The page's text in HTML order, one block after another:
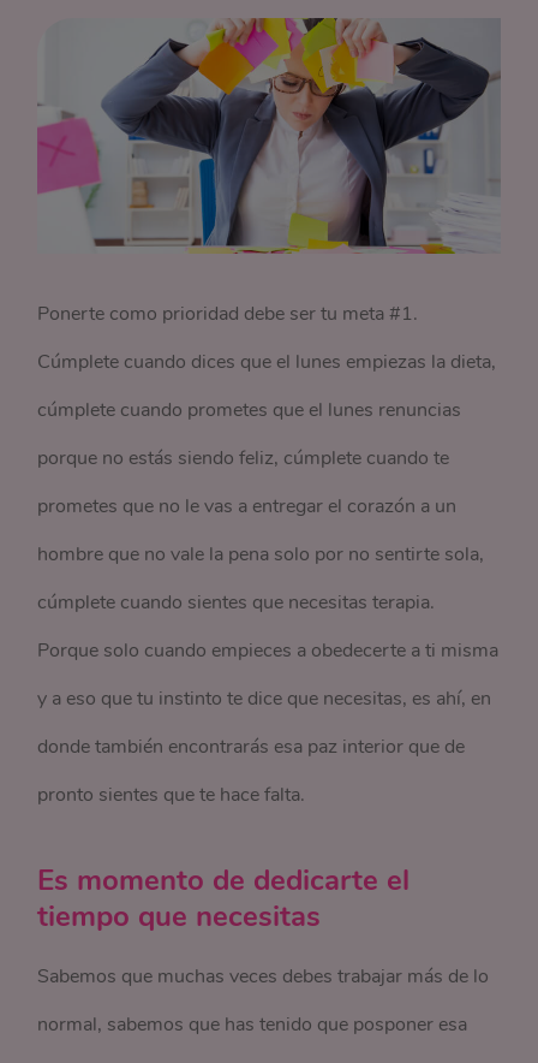
Ponerte como prioridad debe ser tu meta #1.
Cúmplete cuando dices que el lunes empiezas la dieta,
cúmplete cuando prometes que el lunes renuncias
porque no estás siendo feliz, cúmplete cuando te
prometes que no le vas a entregar el corazón a un
hombre que no vale la pena solo por no sentirte sola,
cúmplete cuando sientes que necesitas terapia.
Porque solo cuando empieces a obedecerte a ti misma
y a eso que tu instinto te dice que necesitas, es ahí, en
donde también encontrarás esa paz interior que de
pronto sientes que te hace falta.
Es momento de dedicarte el
tiempo que necesitas
Sabemos que muchas veces debes trabajar más de lo
normal, sabemos que has tenido que posponer esa